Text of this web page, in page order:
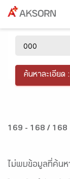
ค้นหาละเอียด :
169 - 168 / 168
ไม่พบข้อมูลที่ค้นห